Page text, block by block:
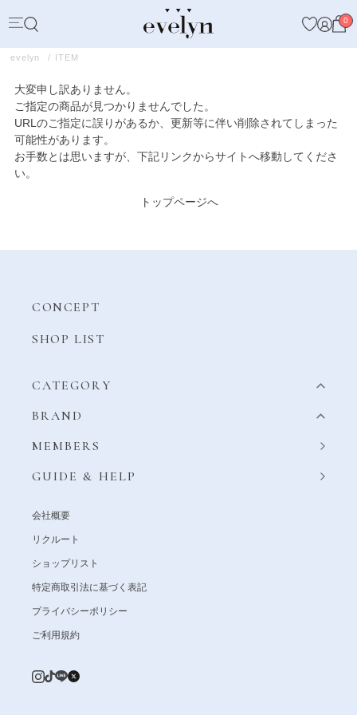
0
evelyn ITEM
大変申し訳ありません。
ご指定の商品が見つかりませんでした。
URLのご指定に誤りがあるか、更新等に伴い削除されてしまった
可能性があります。
お手数とは思いますが、下記リンクからサイトへ移動してくださ
い。
トップページへ
CONCEPT
SHOP LIST
CATEGORY
BRAND
MEMBERS
GUIDE & HELP
会社概要
リクルート
ショップリスト
特定商取引法に基づく表記
プライバシーポリシー
ご利用規約